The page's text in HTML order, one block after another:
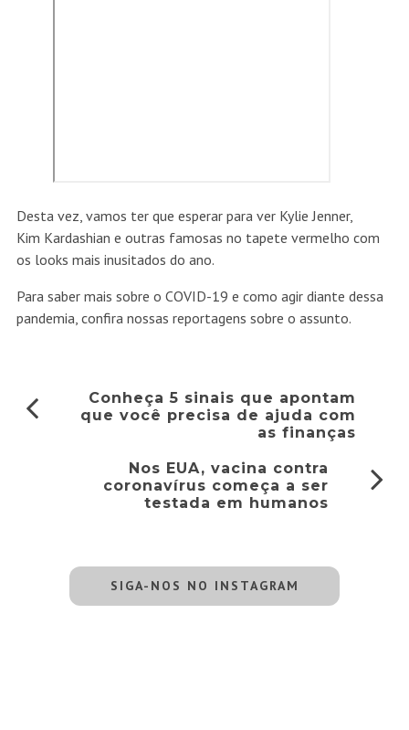
Desta vez, vamos ter que esperar para ver Kylie Jenner,
Kim Kardashian e outras famosas no tapete vermelho com
os looks mais inusitados do ano.
Para saber mais sobre o COVID-19 e como agir diante dessa
pandemia, confira nossas reportagens sobre o assunto.
Conheça 5 sinais que apontam
que você precisa de ajuda com
as finanças
Nos EUA, vacina contra
coronavírus começa a ser
testada em humanos
SIGA-NOS NO INSTAGRAM